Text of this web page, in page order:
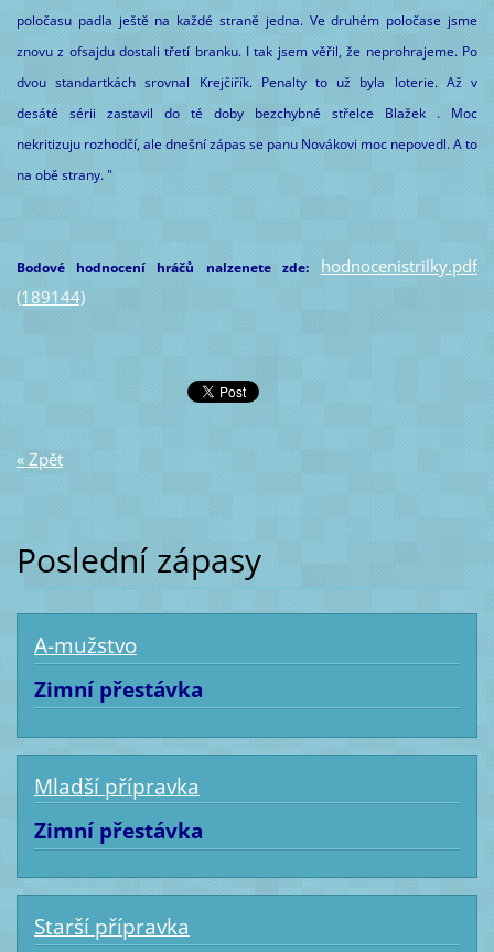
poločasu padla ještě na každé straně jedna. Ve druhém poločase jsme
znovu z ofsajdu dostali třetí branku. I tak jsem věřil, že neprohrajeme. Po
dvou standartkách srovnal Krejčiřík. Penalty to už byla loterie. Až v
desáté sérii zastavil do té doby bezchybné střelce Blažek . Moc
nekritizuju rozhodčí, ale dnešní zápas se panu Novákovi moc nepovedl. A to
na obě strany. "
Bodové hodnocení hráčů nalzenete zde:
hodnocenistrilky.pdf
(189144)
« Zpět
Poslední zápasy
A-mužstvo
Zimní přestávka
Mladší přípravka
Zimní přestávka
Starší přípravka